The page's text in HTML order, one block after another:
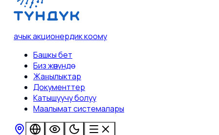
ачык акционердик коому
Башкы бет
Биз жөнүндө
Жаңылыктар
Документтер
Катышуучу болуу
Маалымат системалары